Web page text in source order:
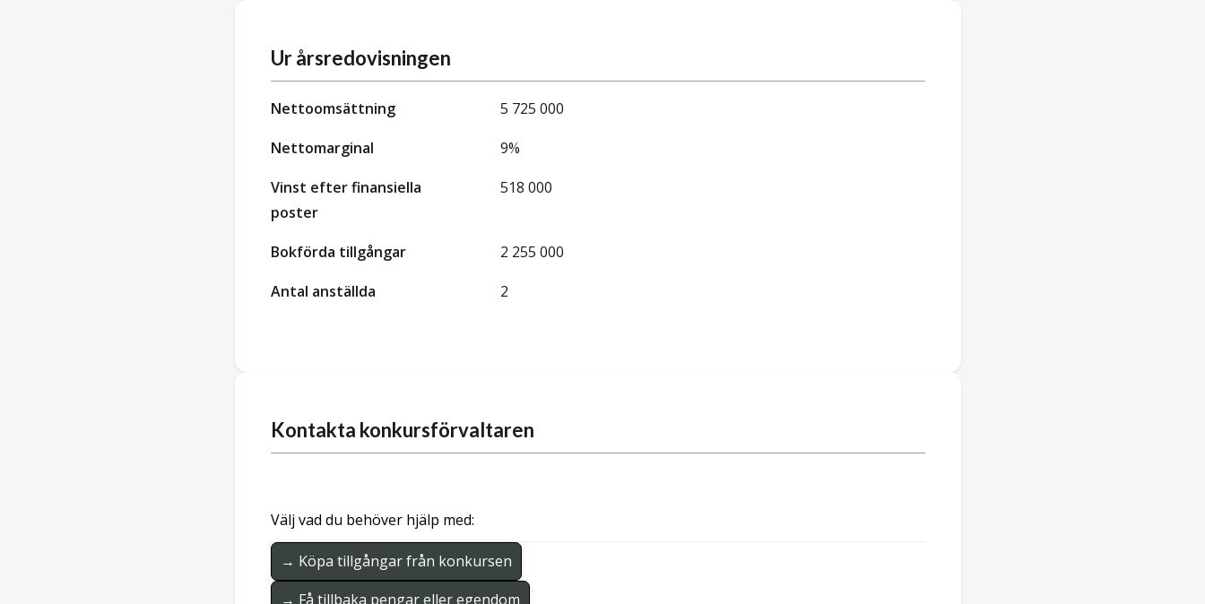
Ur årsredovisningen
Nettoomsättning
5 725 000
Nettomarginal
9%
Vinst efter finansiella
poster
518 000
Bokförda tillgångar
2 255 000
Antal anställda
2
Kontakta konkursförvaltaren
Välj vad du behöver hjälp med:
→ Köpa tillgångar från konkursen
→ Få tillbaka pengar eller egendom